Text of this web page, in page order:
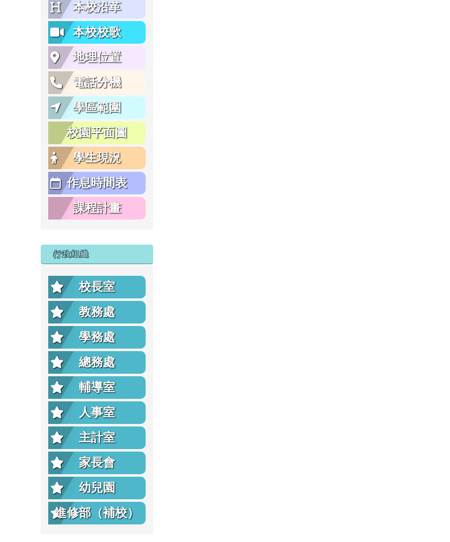
本校沿革
本校校歌
地理位置
電話分機
學區範圍
校園平面圖
學生現況
作息時間表
課程計畫
行政組織
校長室
教務處
學務處
總務處
輔導室
人事室
主計室
家長會
幼兒園
進修部（補校）